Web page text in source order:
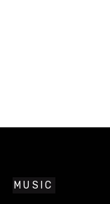
MUSIC